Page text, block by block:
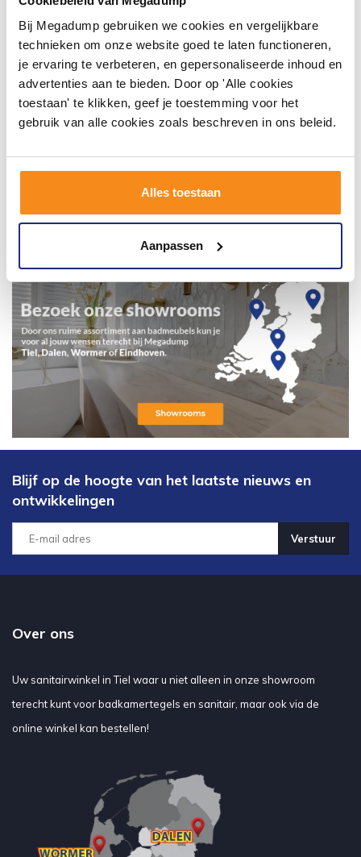
Bij Megadump gebruiken we cookies en vergelijkbare
technieken om onze website goed te laten functioneren,
je ervaring te verbeteren, en gepersonaliseerde inhoud en
advertenties aan te bieden. Door op 'Alle cookies
toestaan' te klikken, geef je toestemming voor het
gebruik van alle cookies zoals beschreven in ons beleid.
Alles toestaan
Aanpassen
Blijf op de hoogte van het laatste nieuws en
ontwikkelingen
Verstuur
Over ons
Uw sanitairwinkel in Tiel waar u niet alleen in onze showroom
terecht kunt voor badkamertegels en sanitair, maar ook via de
online winkel kan bestellen!